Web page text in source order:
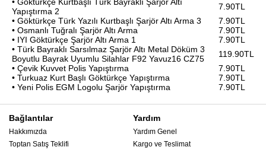
Yapıştırma 2
7.90TL
• Göktürkçe Türk Yazılı Kurtbaşlı Şarjör Altı Arma 3
7.90TL
• Osmanlı Tuğralı Şarjör Altı Arma
7.90TL
• IYI Göktürkçe Şarjör Altı Arma 1
7.90TL
• Türk Bayraklı Sarsılmaz Şarjör Altı Metal Döküm 3
Boyutlu Bayrak Uyumlu Silahlar F92 Yavuz16 CZ75
119.90TL
• Çevik Kuvvet Polis Yapıştırma
7.90TL
• Turkuaz Kurt Başlı Göktürkçe Yapıştırma
7.90TL
• Yeni Polis EGM Logolu Şarjör Yapıştırma
7.90TL
Bağlantılar
Hakkımızda
Toptan Satış Teklifi
Yardım
Yardım Genel
Kargo ve Teslimat